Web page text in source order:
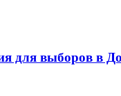
для выборов в